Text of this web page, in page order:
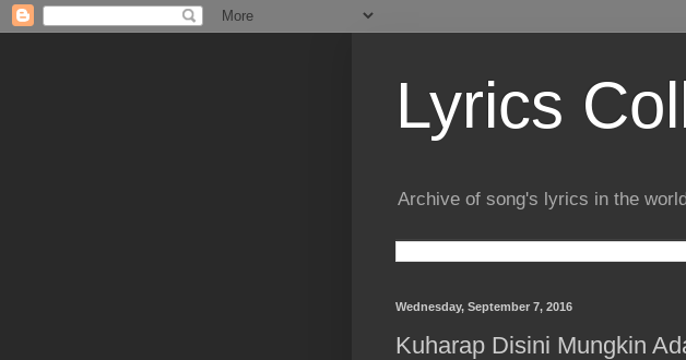
Lyrics
Archive of song's lyrics in the world
Wednesday, September 7, 2016
Kuharap Disini Mungkin